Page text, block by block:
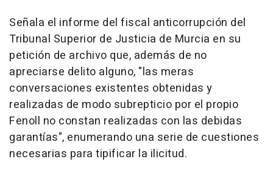
Señala el informe del fiscal anticorrupción del
Tribunal Superior de Justicia de Murcia en su
petición de archivo que, además de no
apreciarse delito alguno, "las meras
conversaciones existentes obtenidas y
realizadas de modo subrepticio por el propio
Fenoll no constan realizadas con las debidas
garantías", enumerando una serie de cuestiones
necesarias para tipificar la ilicitud.